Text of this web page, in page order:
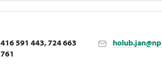
416 591 443, 724 663
761